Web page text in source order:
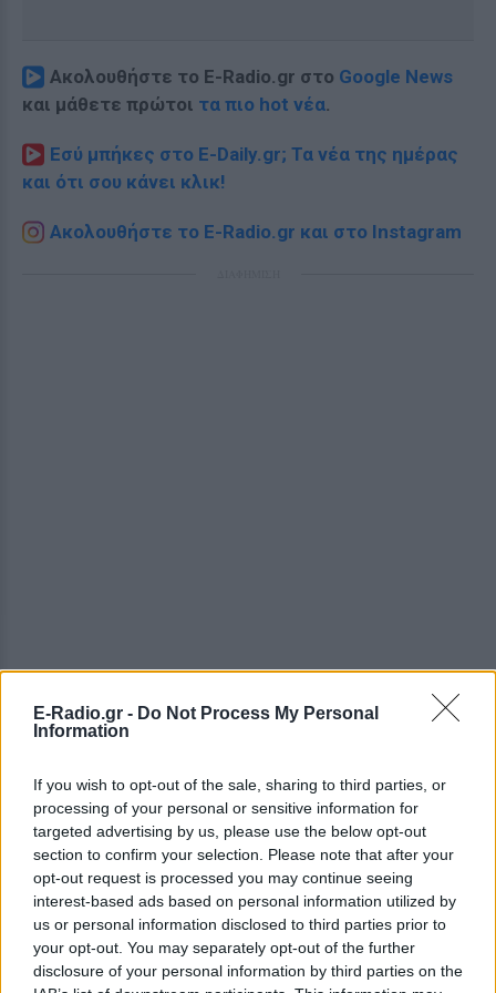
E-Radio.gr - Do Not Process My Personal
Information
If you wish to opt-out of the sale, sharing to third parties, or
processing of your personal or sensitive information for
targeted advertising by us, please use the below opt-out
section to confirm your selection. Please note that after your
opt-out request is processed you may continue seeing
interest-based ads based on personal information utilized by
us or personal information disclosed to third parties prior to
your opt-out. You may separately opt-out of the further
disclosure of your personal information by third parties on the
Ακολουθήστε το E-Radio.gr στο Google News
και μάθετε πρώτοι τα πιο hot νέα.
Εσύ μπήκες στο E-Daily.gr; Τα νέα της ημέρας
και ότι σου κάνει κλικ!
Ακολουθήστε το E-Radio.gr και στο Instagram
ΔΕΙΤΕ ΕΠΙΣΗΣ
ΣΤΗΝ ΙΔΙΑ ΚΑΤΗΓΟΡΙΑ
Βάλια Χατζηθεοδώρου: Μπικίνι
και βραδινές έξοδοι στη
Μύκονο – Οι φωτογραφίες της